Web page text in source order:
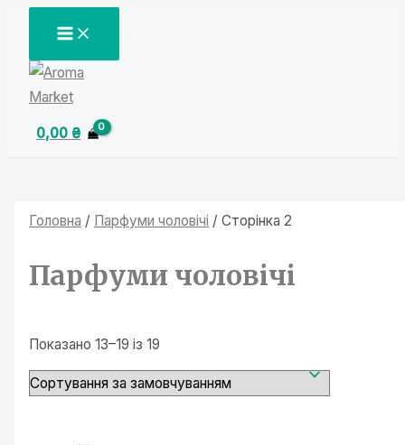
вмісту
MAIN
MENU
0,00 ₴
Головна / Парфуми чоловiчi / Сторінка 2
Парфуми чоловiчi
Показано 13–19 із 19